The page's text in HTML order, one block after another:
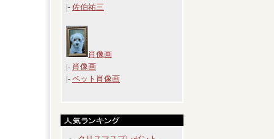
|- 佐伯祐三
肖像画
|- 肖像画
|- ペット肖像画